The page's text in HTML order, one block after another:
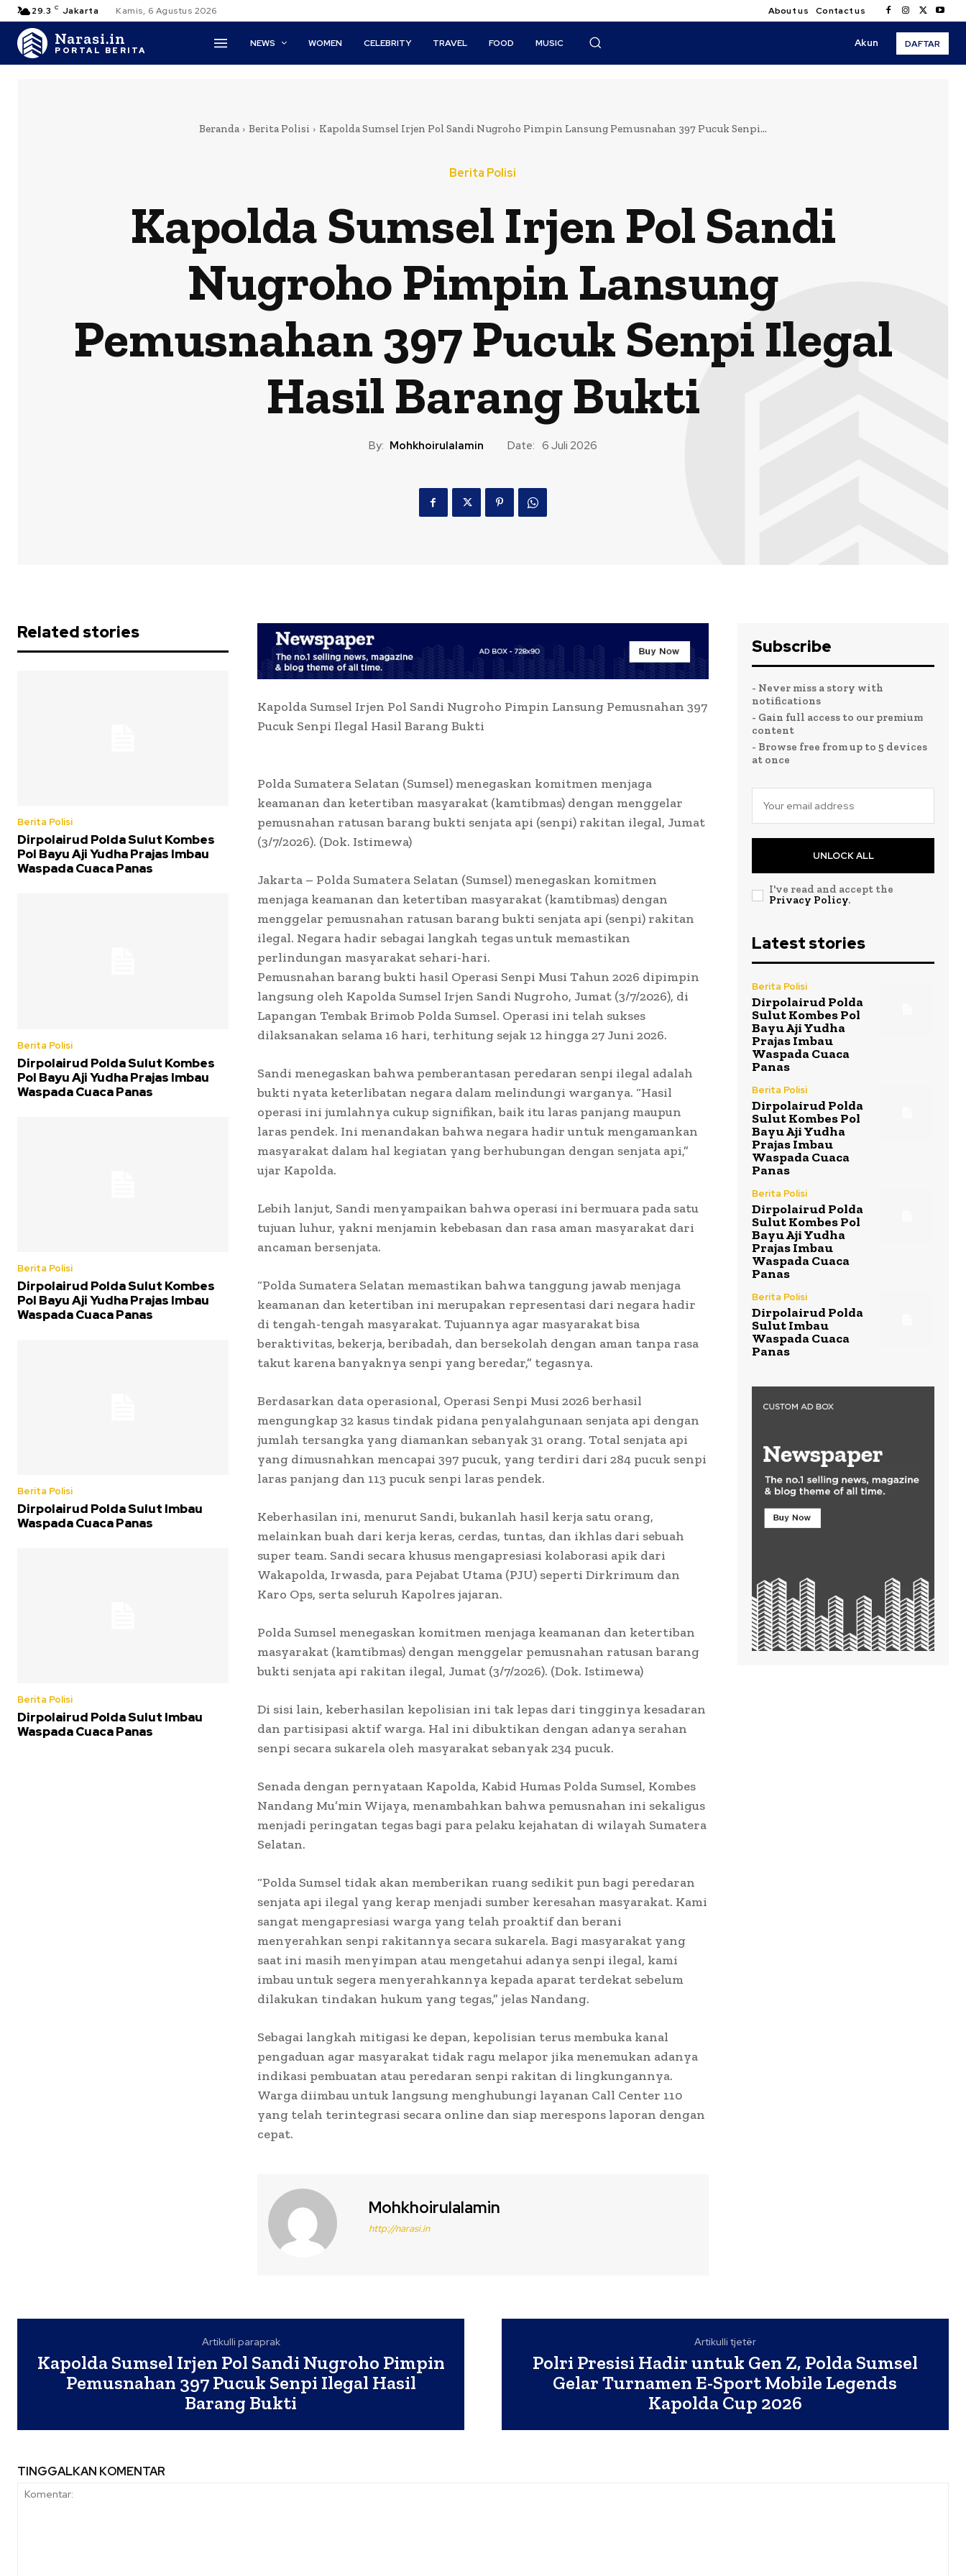
29.3 C Jakarta Kamis, 6 Agustus 2026 About us Contact us
Narasi.in
PORTAL BERITA
NEWS WOMEN CELEBRITY TRAVEL FOOD MUSIC Akun DAFTAR
Beranda Berita Polisi Kapolda Sumsel Irjen Pol Sandi Nugroho Pimpin Lansung Pemusnahan 397 Pucuk Senpi...
Berita Polisi
Kapolda Sumsel Irjen Pol Sandi
Nugroho Pimpin Lansung
Pemusnahan 397 Pucuk Senpi Ilegal
Hasil Barang Bukti
By: Mohkhoirulalamin Date: 6 Juli 2026
Related stories
Berita Polisi
Dirpolairud Polda Sulut Kombes
Pol Bayu Aji Yudha Prajas Imbau
Waspada Cuaca Panas
Berita Polisi
Dirpolairud Polda Sulut Kombes
Pol Bayu Aji Yudha Prajas Imbau
Waspada Cuaca Panas
Berita Polisi
Dirpolairud Polda Sulut Kombes
Pol Bayu Aji Yudha Prajas Imbau
Waspada Cuaca Panas
Berita Polisi
Dirpolairud Polda Sulut Imbau
Waspada Cuaca Panas
Berita Polisi
Dirpolairud Polda Sulut Imbau
Waspada Cuaca Panas
Kapolda Sumsel Irjen Pol Sandi Nugroho Pimpin Lansung Pemusnahan 397
Pucuk Senpi Ilegal Hasil Barang Bukti
Polda Sumatera Selatan (Sumsel) menegaskan komitmen menjaga
keamanan dan ketertiban masyarakat (kamtibmas) dengan menggelar
pemusnahan ratusan barang bukti senjata api (senpi) rakitan ilegal, Jumat
(3/7/2026). (Dok. Istimewa)
Jakarta – Polda Sumatera Selatan (Sumsel) menegaskan komitmen
menjaga keamanan dan ketertiban masyarakat (kamtibmas) dengan
menggelar pemusnahan ratusan barang bukti senjata api (senpi) rakitan
ilegal. Negara hadir sebagai langkah tegas untuk memastikan
perlindungan masyarakat sehari-hari.
Pemusnahan barang bukti hasil Operasi Senpi Musi Tahun 2026 dipimpin
langsung oleh Kapolda Sumsel Irjen Sandi Nugroho, Jumat (3/7/2026), di
Lapangan Tembak Brimob Polda Sumsel. Operasi ini telah sukses
dilaksanakan selama 16 hari, terhitung sejak 12 hingga 27 Juni 2026.
Sandi menegaskan bahwa pemberantasan peredaran senpi ilegal adalah
bukti nyata keterlibatan negara dalam melindungi warganya. “Hasil
operasi ini jumlahnya cukup signifikan, baik itu laras panjang maupun
laras pendek. Ini menandakan bahwa negara hadir untuk mengamankan
masyarakat dalam hal kegiatan yang berhubungan dengan senjata api,”
ujar Kapolda.
Lebih lanjut, Sandi menyampaikan bahwa operasi ini bermuara pada satu
tujuan luhur, yakni menjamin kebebasan dan rasa aman masyarakat dari
ancaman bersenjata.
“Polda Sumatera Selatan memastikan bahwa tanggung jawab menjaga
keamanan dan ketertiban ini merupakan representasi dari negara hadir
di tengah-tengah masyarakat. Tujuannya agar masyarakat bisa
beraktivitas, bekerja, beribadah, dan bersekolah dengan aman tanpa rasa
takut karena banyaknya senpi yang beredar,” tegasnya.
Berdasarkan data operasional, Operasi Senpi Musi 2026 berhasil
mengungkap 32 kasus tindak pidana penyalahgunaan senjata api dengan
jumlah tersangka yang diamankan sebanyak 31 orang. Total senjata api
yang dimusnahkan mencapai 397 pucuk, yang terdiri dari 284 pucuk senpi
laras panjang dan 113 pucuk senpi laras pendek.
Keberhasilan ini, menurut Sandi, bukanlah hasil kerja satu orang,
melainkan buah dari kerja keras, cerdas, tuntas, dan ikhlas dari sebuah
super team. Sandi secara khusus mengapresiasi kolaborasi apik dari
Wakapolda, Irwasda, para Pejabat Utama (PJU) seperti Dirkrimum dan
Karo Ops, serta seluruh Kapolres jajaran.
Polda Sumsel menegaskan komitmen menjaga keamanan dan ketertiban
masyarakat (kamtibmas) dengan menggelar pemusnahan ratusan barang
bukti senjata api rakitan ilegal, Jumat (3/7/2026). (Dok. Istimewa)
Di sisi lain, keberhasilan kepolisian ini tak lepas dari tingginya kesadaran
dan partisipasi aktif warga. Hal ini dibuktikan dengan adanya serahan
senpi secara sukarela oleh masyarakat sebanyak 234 pucuk.
Senada dengan pernyataan Kapolda, Kabid Humas Polda Sumsel, Kombes
Nandang Mu’min Wijaya, menambahkan bahwa pemusnahan ini sekaligus
menjadi peringatan tegas bagi para pelaku kejahatan di wilayah Sumatera
Selatan.
“Polda Sumsel tidak akan memberikan ruang sedikit pun bagi peredaran
senjata api ilegal yang kerap menjadi sumber keresahan masyarakat. Kami
sangat mengapresiasi warga yang telah proaktif dan berani
menyerahkan senpi rakitannya secara sukarela. Bagi masyarakat yang
saat ini masih menyimpan atau mengetahui adanya senpi ilegal, kami
imbau untuk segera menyerahkannya kepada aparat terdekat sebelum
dilakukan tindakan hukum yang tegas,” jelas Nandang.
Sebagai langkah mitigasi ke depan, kepolisian terus membuka kanal
pengaduan agar masyarakat tidak ragu melapor jika menemukan adanya
indikasi pembuatan atau peredaran senpi rakitan di lingkungannya.
Warga diimbau untuk langsung menghubungi layanan Call Center 110
yang telah terintegrasi secara online dan siap merespons laporan dengan
cepat.
Mohkhoirulalamin
http://narasi.in
Subscribe
- Never miss a story with
notifications
- Gain full access to our premium
content
- Browse free from up to 5 devices
at once
UNLOCK ALL
I've read and accept the
Privacy Policy.
Latest stories
Berita Polisi
Dirpolairud Polda
Sulut Kombes Pol
Bayu Aji Yudha
Prajas Imbau
Waspada Cuaca
Panas
Berita Polisi
Dirpolairud Polda
Sulut Kombes Pol
Bayu Aji Yudha
Prajas Imbau
Waspada Cuaca
Panas
Berita Polisi
Dirpolairud Polda
Sulut Kombes Pol
Bayu Aji Yudha
Prajas Imbau
Waspada Cuaca
Panas
Berita Polisi
Dirpolairud Polda
Sulut Imbau
Waspada Cuaca
Panas
Artikulli paraprak
Kapolda Sumsel Irjen Pol Sandi Nugroho Pimpin
Pemusnahan 397 Pucuk Senpi Ilegal Hasil
Barang Bukti
Artikulli tjetër
Polri Presisi Hadir untuk Gen Z, Polda Sumsel
Gelar Turnamen E-Sport Mobile Legends
Kapolda Cup 2026
TINGGALKAN KOMENTAR